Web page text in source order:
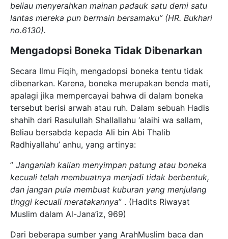
beliau menyerahkan mainan padauk satu demi satu
lantas mereka pun bermain bersamaku” (HR. Bukhari
no.6130).
Mengadopsi Boneka Tidak Dibenarkan
Secara Ilmu Fiqih, mengadopsi boneka tentu tidak
dibenarkan. Karena, boneka merupakan benda mati,
apalagi jika mempercayai bahwa di dalam boneka
tersebut berisi arwah atau ruh. Dalam sebuah Hadis
shahih dari Rasulullah Shallallahu ‘alaihi wa sallam,
Beliau bersabda kepada Ali bin Abi Thalib
Radhiyallahu’ anhu, yang artinya:
” Janganlah kalian menyimpan patung atau boneka
kecuali telah membuatnya menjadi tidak berbentuk,
dan jangan pula membuat kuburan yang menjulang
tinggi kecuali meratakannya” . (Hadits Riwayat
Muslim dalam Al-Jana’iz, 969)
Dari beberapa sumber yang ArahMuslim baca dan